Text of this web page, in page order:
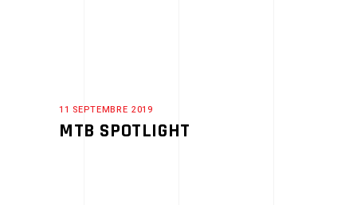
11 SEPTEMBRE 2019
MTB SPOTLIGHT